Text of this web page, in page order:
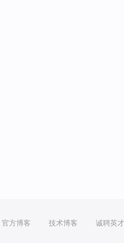
官方博客 技术博客 诚聘英才